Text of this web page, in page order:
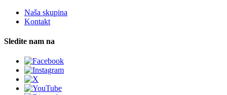
Naša skupina
Kontakt
Sledite nam na